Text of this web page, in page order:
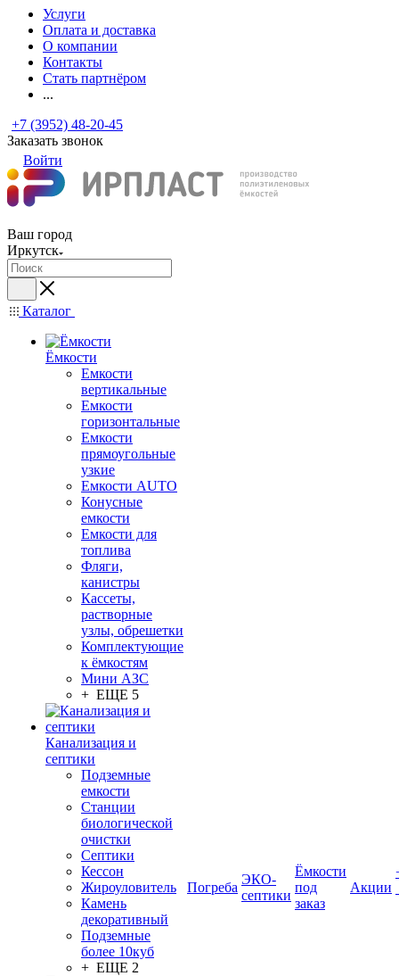
Услуги
Оплата и доставка
О компании
Контакты
Стать партнёром
...
+7 (3952) 48-20-45
Заказать звонок
Войти
Ваш город
Иркутск
Каталог
Ёмкости
Емкости
вертикальные
Емкости
горизонтальные
Емкости
прямоугольные
узкие
Емкости АUТО
Конусные
емкости
Емкости для
топлива
Фляги,
канистры
Кассеты,
растворные
узлы, обрешетки
Комплектующие
к ёмкостям
Мини АЗС
+ ЕЩЕ 5
Канализация и
септики
Подземные
емкости
Станции
биологической
очистки
Септики
Кессон
Жироуловитель
Камень
декоративный
Подземные
более 10куб
+ ЕЩЕ 2
Погреба
ЭКО-
септики
Ёмкости
под
заказ
Акции